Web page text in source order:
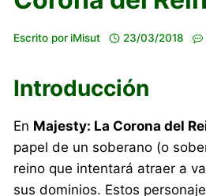
Escrito por iMisut 23/03/2018
Introducción
En Majesty: La Corona del
papel de un soberano (o
reino que intentará atraer a
sus dominios. Estos